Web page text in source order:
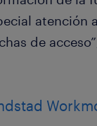
atención
de